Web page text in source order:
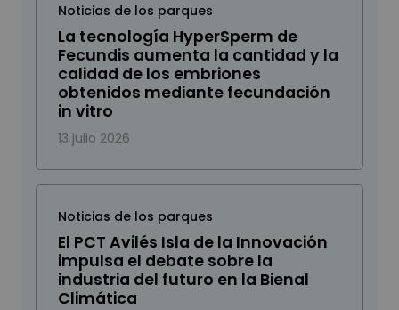
Noticias de los parques
La tecnología HyperSperm de
Fecundis aumenta la cantidad y la
calidad de los embriones
obtenidos mediante fecundación
in vitro
13 julio 2026
Noticias de los parques
El PCT Avilés Isla de la Innovación
impulsa el debate sobre la
industria del futuro en la Bienal
Climática